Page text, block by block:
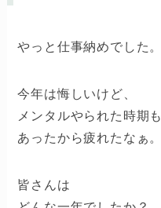
やっと仕事納めでした。
今年は悔しいけど、
メンタルやられた時期も
あったから疲れたなぁ。
皆さんは